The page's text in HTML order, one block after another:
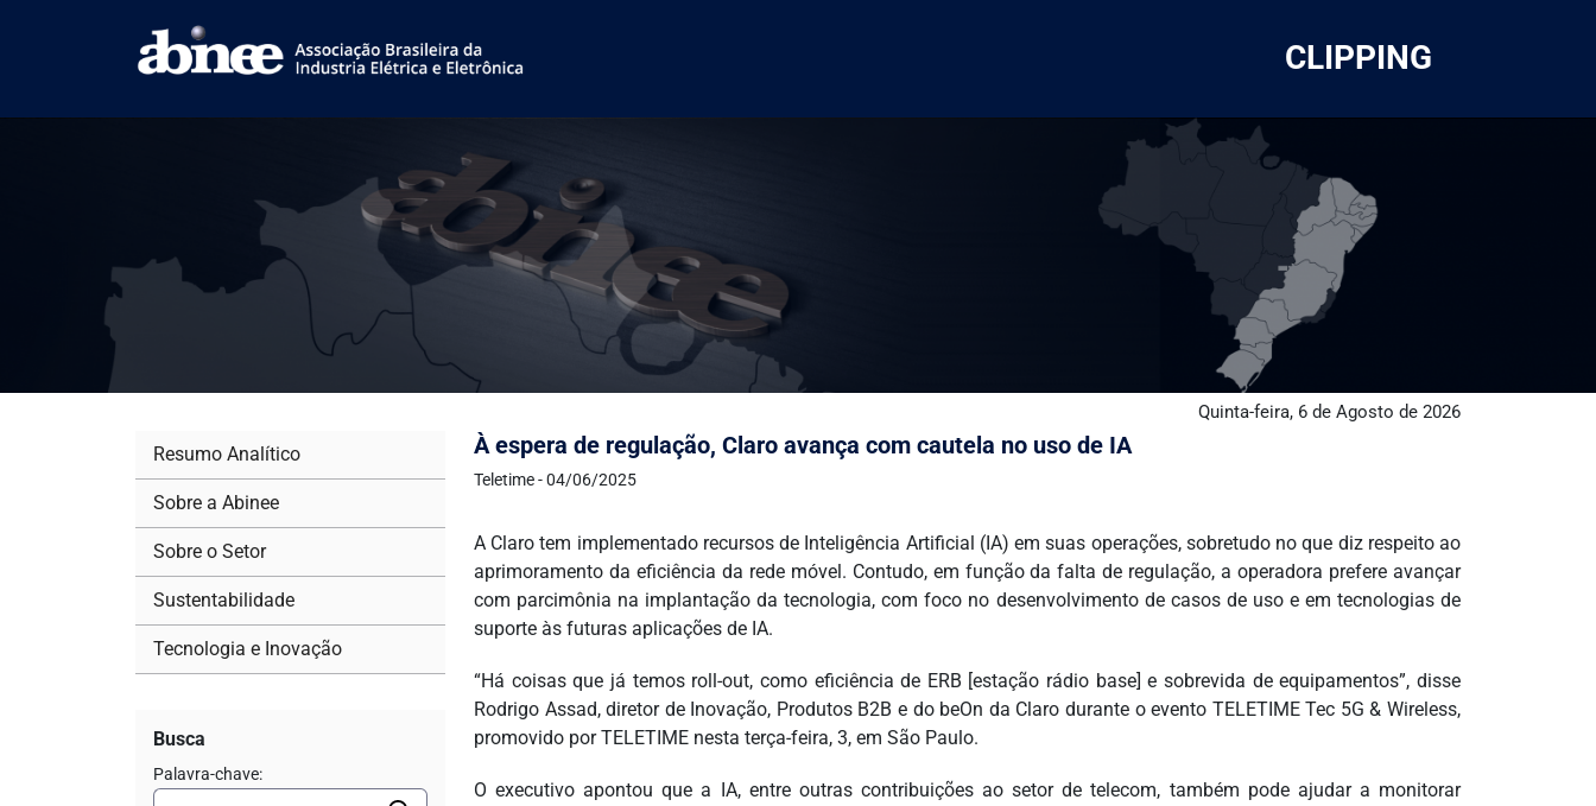
CLIPPING
Quinta-feira, 6 de Agosto de 2026
À espera de regulação, Claro avança com cautela no uso de IA
Teletime - 04/06/2025
A Claro tem implementado recursos de Inteligência Artificial (IA) em suas operações, sobretudo no que diz respeito ao
aprimoramento da eficiência da rede móvel. Contudo, em função da falta de regulação, a operadora prefere avançar
com parcimônia na implantação da tecnologia, com foco no desenvolvimento de casos de uso e em tecnologias de
suporte às futuras aplicações de IA.
“Há coisas que já temos roll-out, como eficiência de ERB [estação rádio base] e sobrevida de equipamentos”, disse
Rodrigo Assad, diretor de Inovação, Produtos B2B e do beOn da Claro durante o evento TELETIME Tec 5G & Wireless,
promovido por TELETIME nesta terça-feira, 3, em São Paulo.
O executivo apontou que a IA, entre outras contribuições ao setor de telecom, também pode ajudar a monitorar
Resumo Analítico
Sobre a Abinee
Sobre o Setor
Sustentabilidade
Tecnologia e Inovação
Busca
Palavra-chave: